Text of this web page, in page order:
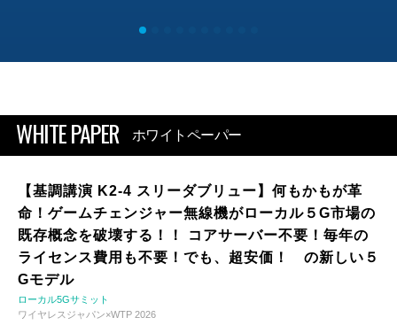
WHITE PAPER ホワイトペーパー
【基調講演 K2-4 スリーダブリュー】何もかもが革
命！ゲームチェンジャー無線機がローカル５G市場の
既存概念を破壊する！！ コアサーバー不要！毎年の
ライセンス費用も不要！でも、超安価！ の新しい５
Gモデル
ローカル5Gサミット
ワイヤレスジャパン×WTP 2026